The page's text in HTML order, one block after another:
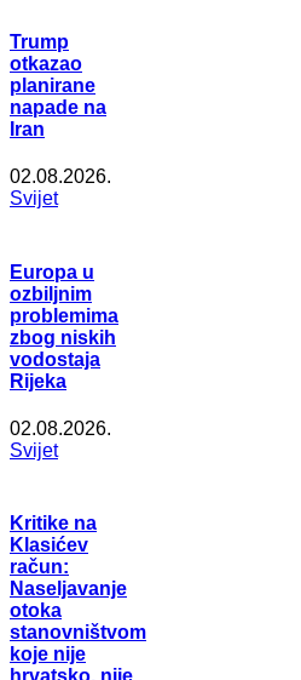
Trump
otkazao
planirane
napade na
Iran
02.08.2026.
Svijet
Europa u
ozbiljnim
problemima
zbog niskih
vodostaja
Rijeka
02.08.2026.
Svijet
Kritike na
Klasićev
račun:
Naseljavanje
otoka
stanovništvom
koje nije